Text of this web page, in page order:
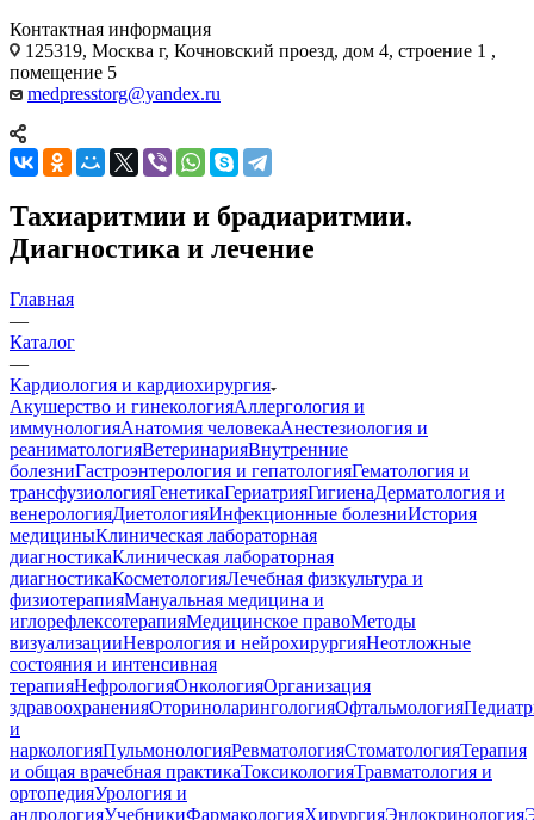
Контактная информация
125319, Москва г, Кочновский проезд, дом 4, строение 1 ,
помещение 5
medpresstorg@yandex.ru
Тахиаритмии и брадиаритмии.
Диагностика и лечение
Главная
—
Каталог
—
Кардиология и кардиохирургия
Акушерство и гинекологияАллергология и
иммунологияАнатомия человекаАнестезиология и
реаниматологияВетеринарияВнутренние
болезниГастроэнтерология и гепатологияГематология и
трансфузиологияГенетикаГериатрияГигиенаДерматология и
венерологияДиетологияИнфекционные болезниИстория
медициныКлиническая лабораторная
диагностикаКлиническая лабораторная
диагностикаКосметологияЛечебная физкультура и
физиотерапияМануальная медицина и
иглорефлексотерапияМедицинское правоМетоды
визуализацииНеврология и нейрохирургияНеотложные
состояния и интенсивная
терапияНефрологияОнкологияОрганизация
здравоохраненияОториноларингологияОфтальмология
и
наркологияПульмонологияРевматологияСтоматологияТерапия
и общая врачебная практикаТоксикологияТравматология и
ортопедияУрология и
андрологияУчебникиФармакологияХирургияЭндокринология